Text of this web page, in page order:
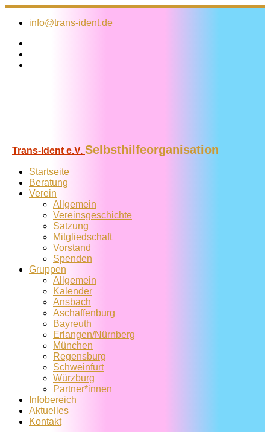
Zum
Inhalt
info@trans-ident.de
Trans-Ident e.V. Selbsthilfeorganisation
Startseite
Beratung
Verein
Allgemein
Vereins­geschichte
Satzung
Mitglied­schaft
Vorstand
Spenden
Gruppen
Allgemein
Kalender
Ansbach
Aschaffenburg
Bayreuth
Erlangen/Nürnberg
München
Regensburg
Schweinfurt
Würzburg
Partner*innen
Infobereich
Aktuelles
Kontakt